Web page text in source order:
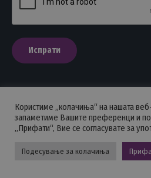
Испрати
ПОЛИТИКА НА
Стоматолошка комора на
задржани.
Powered by
Користиме „колачиња“ на нашата
запаметиме Вашите преференци и
„Прифати“, Вие се согласувате за
Подесување за колачиња